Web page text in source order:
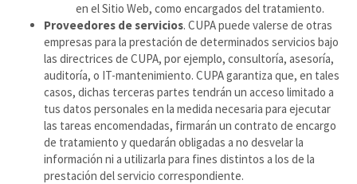
en el Sitio Web, como encargados del tratamiento.
Proveedores de servicios. CUPA puede valerse de otras
empresas para la prestación de determinados servicios bajo
las directrices de CUPA, por ejemplo, consultoría, asesoría,
auditoría, o IT-mantenimiento. CUPA garantiza que, en tales
casos, dichas terceras partes tendrán un acceso limitado a
tus datos personales en la medida necesaria para ejecutar
las tareas encomendadas, firmarán un contrato de encargo
de tratamiento y quedarán obligadas a no desvelar la
información ni a utilizarla para fines distintos a los de la
prestación del servicio correspondiente.